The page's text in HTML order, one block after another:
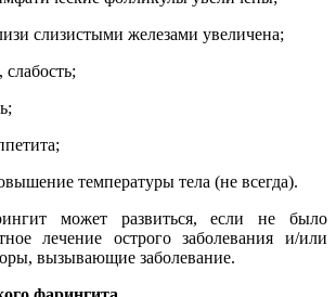
слизистыми железами увеличена;
температуры тела (не всегда).
может развиться, если не было
лечение острого заболевания и/или
вызывающие заболевание.